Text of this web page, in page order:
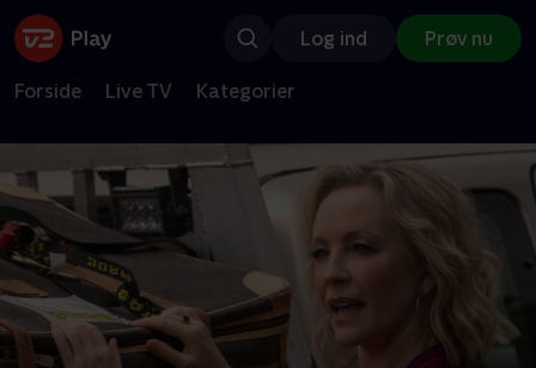
Log ind Prøv nu
Forside Live TV Kategorier